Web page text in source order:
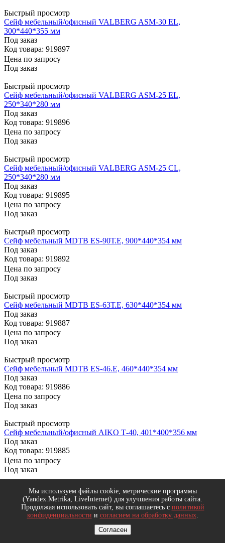
Быстрый просмотр
Сейф мебельный/офисный VALBERG ASM-30 EL,
300*440*355 мм
Под заказ
Код товара: 919897
Цена по запросу
Под заказ
Быстрый просмотр
Сейф мебельный/офисный VALBERG ASM-25 EL,
250*340*280 мм
Под заказ
Код товара: 919896
Цена по запросу
Под заказ
Быстрый просмотр
Сейф мебельный/офисный VALBERG ASM-25 CL,
250*340*280 мм
Под заказ
Код товара: 919895
Цена по запросу
Под заказ
Быстрый просмотр
Сейф мебельный MDTB ES-90Т.Е, 900*440*354 мм
Под заказ
Код товара: 919892
Цена по запросу
Под заказ
Быстрый просмотр
Сейф мебельный MDTB ES-63Т.Е, 630*440*354 мм
Под заказ
Код товара: 919887
Цена по запросу
Под заказ
Быстрый просмотр
Сейф мебельный МDТВ ES-46.E, 460*440*354 мм
Под заказ
Код товара: 919886
Цена по запросу
Под заказ
Быстрый просмотр
Сейф мебельный/офисный AIKO Т-40, 401*400*356 мм
Под заказ
Код товара: 919885
Цена по запросу
Под заказ
Быстрый просмотр
Сейф мебельный/офисный AIKO Т-28 EL, 280*340*295 мм
Под заказ
Код товара: 919884
Мы используем файлы cookie, метрические программы
(Yandex.Metrika, LiveInternet) для улучшения работы сайта.
Продолжая использовать сайт, вы соглашаетесь с политикой
конфиденциальности и согласием на обработку данных.
Согласен